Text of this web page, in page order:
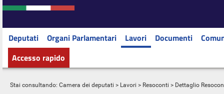
Deputati Organi Parlamentari Lavori Documenti
Accesso rapido
Stai consultando: Camera dei deputati > Lavori > Resoconti > Dettaglio